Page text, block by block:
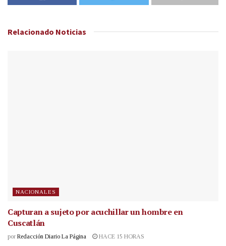
Relacionado Noticias
NACIONALES
Capturan a sujeto por acuchillar un hombre en
Cuscatlán
por Redacción Diario La Página HACE 15 HORAS